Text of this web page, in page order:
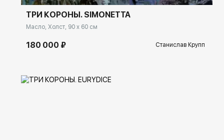
ТРИ КОРОНЫ. SIMONETTA
Масло, Холст, 90 x 60 см
180 000 ₽ Станислав Крупп